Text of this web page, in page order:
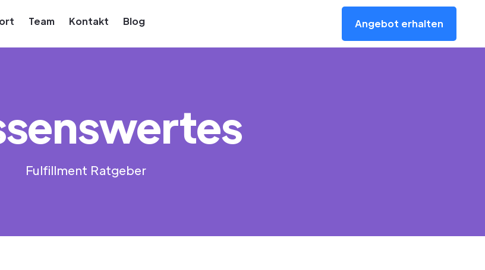
Team Kontakt Blog Angebot erhalten
Fulfillment Ratgeber